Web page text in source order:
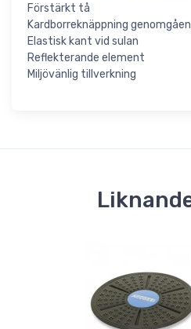
Förstärkt tå
Kardborreknäppning
Elastisk kant vid sulan
Reflekterande element
Miljövänlig tillverkning